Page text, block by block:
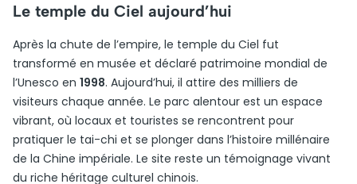
Le temple du Ciel aujourd’hui
Après la chute de l’empire, le temple du Ciel fut
transformé en musée et déclaré patrimoine mondial de
l’Unesco en 1998. Aujourd’hui, il attire des milliers de
visiteurs chaque année. Le parc alentour est un espace
vibrant, où locaux et touristes se rencontrent pour
pratiquer le tai-chi et se plonger dans l’histoire millénaire
de la Chine impériale. Le site reste un témoignage vivant
du riche héritage culturel chinois.